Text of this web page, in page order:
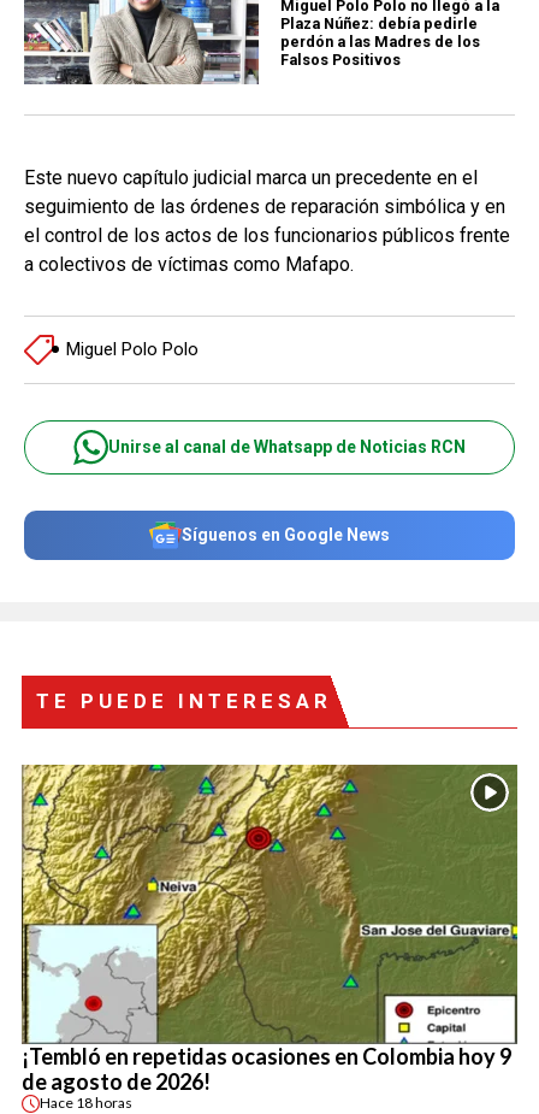
Miguel Polo Polo no llegó a la
Plaza Núñez: debía pedirle
perdón a las Madres de los
Falsos Positivos
Este nuevo capítulo judicial marca un precedente en el
seguimiento de las órdenes de reparación simbólica y en
el control de los actos de los funcionarios públicos frente
a colectivos de víctimas como Mafapo.
Miguel Polo Polo
Unirse al canal de Whatsapp de Noticias RCN
Síguenos en Google News
TE PUEDE INTERESAR
¡Tembló en repetidas ocasiones en Colombia hoy 9
de agosto de 2026!
Hace 18 horas